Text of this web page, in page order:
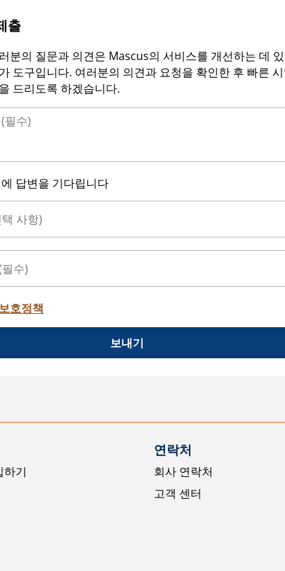
출
분의 질문과 의견은 Mascus의 서비스를 개선하는 데
도구입니다. 여러분의 의견과 요청을 확인한 후 빠른
드리도록 하겠습니다.
답변을 기다립니다
호정책
보내기
하기
연락처
회사 연락처
고객 센터